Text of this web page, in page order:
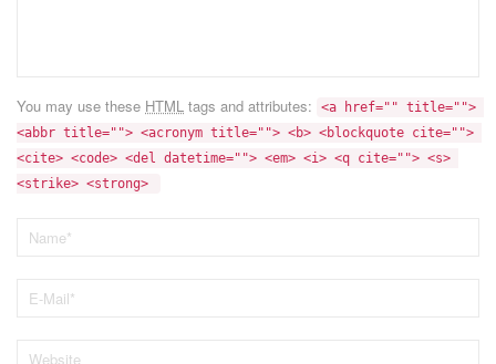
You may use these HTML tags and attributes:
<a href="" title="">
<abbr title=""> <acronym title=""> <b> <blockquote cite="">
<cite> <code> <del datetime=""> <em> <i> <q cite=""> <s>
<strike> <strong>